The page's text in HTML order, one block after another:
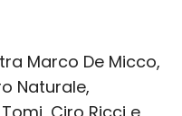
Marco De Micco,
Naturale,